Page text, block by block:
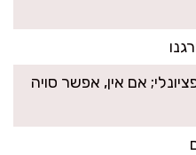
אם אין, אפשר סויה